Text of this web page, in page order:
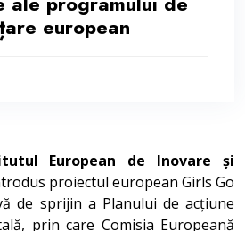
european
European de Inovare și
proiectul european Girls Go
de sprijin a Planului de acțiune
prin care Comisia Europeană